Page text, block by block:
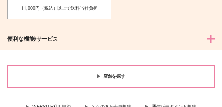
11,000円（税込）以上で送料当社負担
便利な機能/サービス
店舗を探す